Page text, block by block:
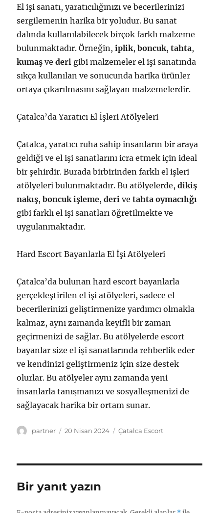
El işi sanatı, yaratıcılığınızı ve becerilerinizi
sergilemenin harika bir yoludur. Bu sanat
dalında kullanılabilecek birçok farklı malzeme
bulunmaktadır. Örneğin,iplik,boncuk,tahta,
kumaş vederi gibi malzemeler el işi sanatında
sıkça kullanılan ve sonucunda harika ürünler
ortaya çıkarılmasını sağlayan malzemelerdir.
Çatalca’da Yaratıcı El İşleri Atölyeleri
Çatalca, yaratıcı ruha sahip insanların bir araya
geldiği ve el işi sanatlarını icra etmek için ideal
bir şehirdir. Burada birbirinden farklı el işleri
atölyeleri bulunmaktadır. Bu atölyelerde,dikiş
nakış,boncuk işleme,deri vetahta oymacılığı
gibi farklı el işi sanatları öğretilmekte ve
uygulanmaktadır.
Hard Escort Bayanlarla El İşi Atölyeleri
Çatalca’da bulunan hard escort bayanlarla
gerçekleştirilen el işi atölyeleri, sadece el
becerilerinizi geliştirmenize yardımcı olmakla
kalmaz, aynı zamanda keyifli bir zaman
geçirmenizi de sağlar. Bu atölyelerde escort
bayanlar size el işi sanatlarında rehberlik eder
ve kendinizi geliştirmeniz için size destek
olurlar. Bu atölyeler aynı zamanda yeni
insanlarla tanışmanızı ve sosyalleşmenizi de
sağlayacak harika bir ortam sunar.
Yazar
partner
Yayın
20 Nisan 2024 Kategoriler
Çatalca Escort
Bir yanıt yazın